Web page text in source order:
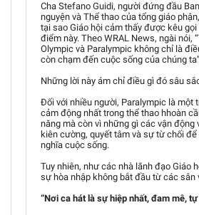
Cha Stefano Guidi, người đứng đầu
nguyện và Thể thao của tổng giáo
tại sao Giáo hội cảm thấy được kêu
điểm này. Theo WRAL News, ngài nói,
Olympic và Paralympic không chỉ là
còn chạm đến cuộc sống của chúng
Những lời này ám chỉ điều gì đó sâu
Đối với nhiều người, Paralympic là một
cảm động nhất trong thể thao hhoàn
năng mà còn vì những gì các vận động
kiên cường, quyết tâm và sự từ chối
nghĩa cuộc sống.
Tuy nhiên, như các nhà lãnh đạo Giáo
sự hòa nhập không bắt đầu từ các sân
“Nơi ca hát là sự hiệp nhất, đam mê,